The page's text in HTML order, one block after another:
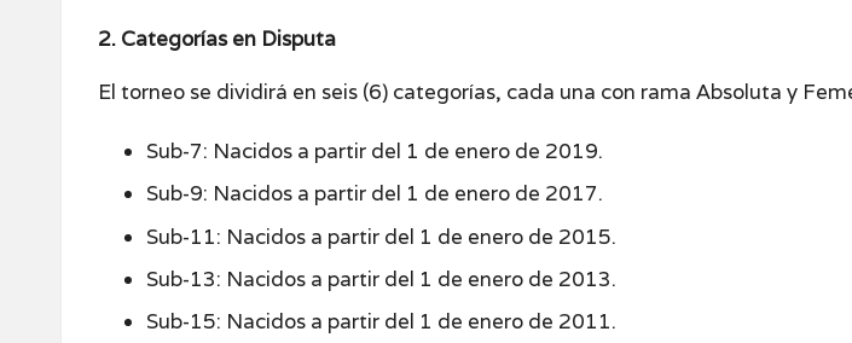
2. Categorías en Disputa
El torneo se dividirá en seis (6) categorías, cada una con rama Absoluta y
Sub-7: Nacidos a partir del 1 de enero de 2019.
Sub-9: Nacidos a partir del 1 de enero de 2017.
Sub-11: Nacidos a partir del 1 de enero de 2015.
Sub-13: Nacidos a partir del 1 de enero de 2013.
Sub-15: Nacidos a partir del 1 de enero de 2011.